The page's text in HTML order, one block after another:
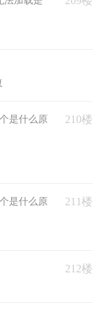
210楼
是什么原
211楼
是什么原
212楼